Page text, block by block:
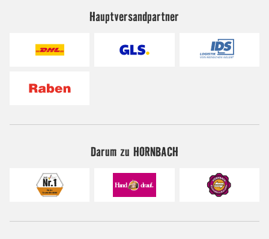
Hauptversandpartner
Darum zu HORNBACH